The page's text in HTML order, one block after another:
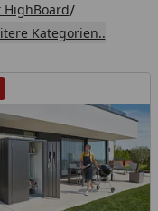
/
Kategorien..